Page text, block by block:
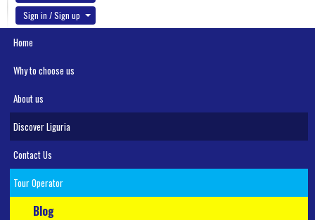
Sign in / Sign up
Home
Why to choose us
About us
Discover Liguria
Contact Us
Tour Operator
Blog